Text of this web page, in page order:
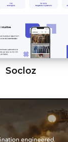
Socloz